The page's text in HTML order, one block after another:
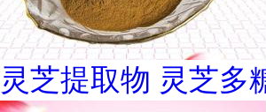
灵芝提取物 灵芝多